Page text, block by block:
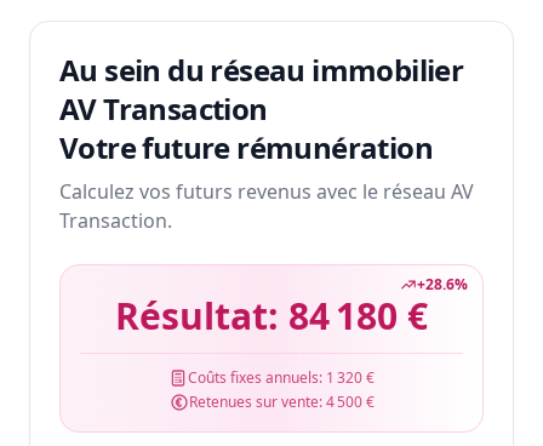
Au sein du réseau immobilier
AV Transaction
Votre future rémunération
Calculez vos futurs revenus avec le réseau AV
Transaction.
+28.6%
Résultat: 84 180 €
Coûts fixes annuels: 1 320 €
Retenues sur vente:4 500 €